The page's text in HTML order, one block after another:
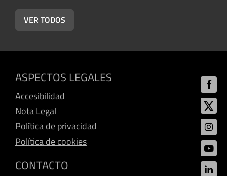
VER TODOS
ASPECTOS LEGALES
Accesibilidad
Nota Legal
Política de privacidad
Política de cookies
CONTACTO